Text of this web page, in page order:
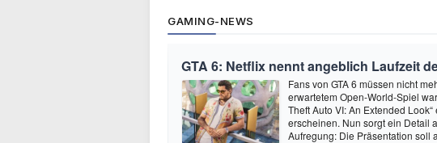
GAMING-NEWS
GTA 6: Netflix nennt angeblich Laufzeit
Fans von GTA 6 müssen nicht
erwartetem Open-World-Spiel
Theft Auto VI: An Extended
erscheinen. Nun sorgt ein Detail
Aufregung: Die Präsentation soll